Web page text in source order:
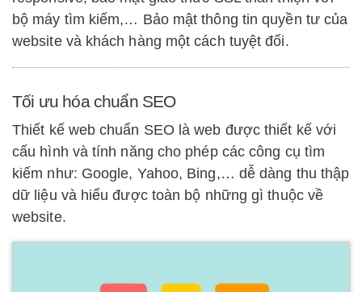
bộ máy tìm kiếm,… Bảo mật thông tin quyền tư của
website và khách hàng một cách tuyệt đối.
Tối ưu hóa chuẩn SEO
Thiết kế web chuẩn SEO là web được thiết kế với
cấu hình và tính năng cho phép các công cụ tìm
kiếm như: Google, Yahoo, Bing,… dễ dàng thu thập
dữ liệu và hiểu được toàn bộ những gì thuộc về
website.